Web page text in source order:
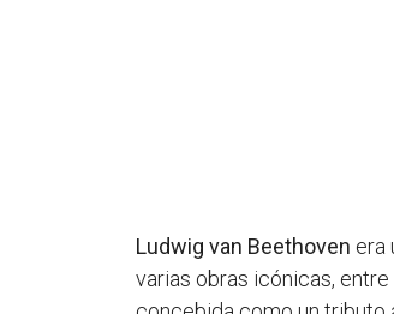
Ludwig van Beethoven era
varias obras icónicas, entre